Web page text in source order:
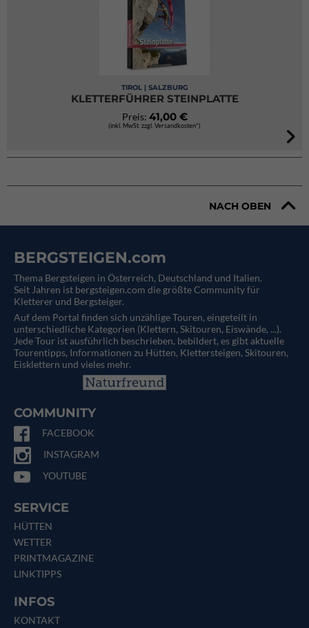
TIROL | SALZBURG
KLETTERFÜHRER STEINPLATTE
Preis: 41,00 €
(inkl. MwSt. zzgl. Versandkosten*)
NACH OBEN
BERGSTEIGEN.com
Thema Bergsteigen in Österreich, Deutschland und Italien.
Seit Jahren ist bergsteigen.com die größte Community für
Kletterer und Bergsteiger.
Auf dem Portal finden sich unzählige Touren, eingeteilt in
unterschiedliche Kategorien (Klettern, Skitouren, Eiswände, ...).
Jede Tour ist ausführlich beschrieben, bebildert, es gibt aktuelle
Tourentipps, Informationen zu Hütten, Klettersteigen, Skitouren,
Eisklettern und vieles mehr.
COMMUNITY
FACEBOOK
INSTAGRAM
YOUTUBE
SERVICE
HÜTTEN
WETTER
PRINTMAGAZINE
LINKTIPPS
INFOS
KONTAKT